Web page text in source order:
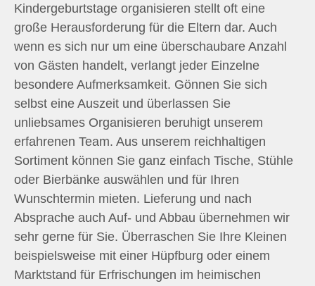
Kindergeburtstage organisieren stellt oft eine
große Herausforderung für die Eltern dar. Auch
wenn es sich nur um eine überschaubare Anzahl
von Gästen handelt, verlangt jeder Einzelne
besondere Aufmerksamkeit. Gönnen Sie sich
selbst eine Auszeit und überlassen Sie
unliebsames Organisieren beruhigt unserem
erfahrenen Team. Aus unserem reichhaltigen
Sortiment können Sie ganz einfach Tische, Stühle
oder Bierbänke auswählen und für Ihren
Wunschtermin mieten. Lieferung und nach
Absprache auch Auf- und Abbau übernehmen wir
sehr gerne für Sie. Überraschen Sie Ihre Kleinen
beispielsweise mit einer Hüpfburg oder einem
Marktstand für Erfrischungen im heimischen